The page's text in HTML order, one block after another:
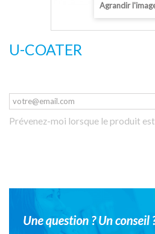
Agrandir
U-COATER
Prévenez-moi lorsque le produit